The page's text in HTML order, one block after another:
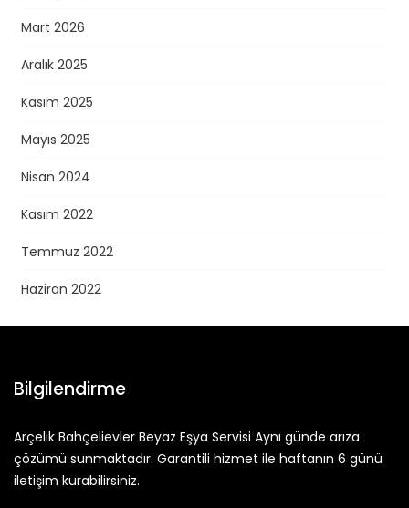
Mart 2026
Aralık 2025
Kasım 2025
Mayıs 2025
Nisan 2024
Kasım 2022
Temmuz 2022
Haziran 2022
Bilgilendirme
Arçelik Bahçelievler Beyaz Eşya Servisi Aynı günde arıza
çözümü sunmaktadır. Garantili hizmet ile haftanın 6 günü
iletişim kurabilirsiniz.